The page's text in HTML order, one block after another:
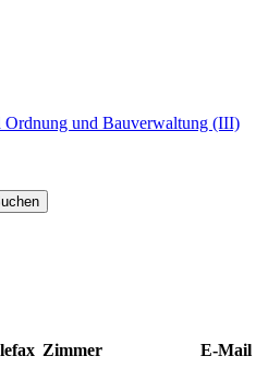
Ordnung und Bauverwaltung (III)
Zimmer
E-Mail